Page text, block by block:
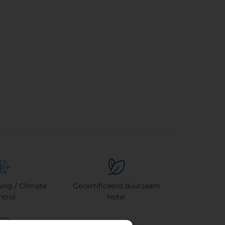
/ Climate
Gecertificeerd duurzaam
hotel